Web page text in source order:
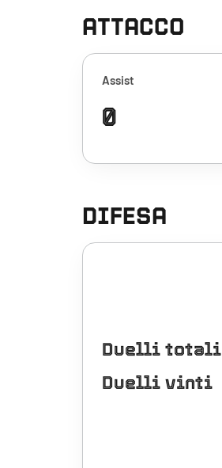
ATTACCO
Assist
0
DIFESA
Duelli totali
Duelli vinti